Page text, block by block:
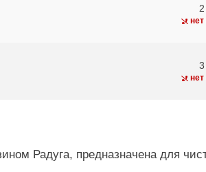
2
3
Радуга, предназначена для